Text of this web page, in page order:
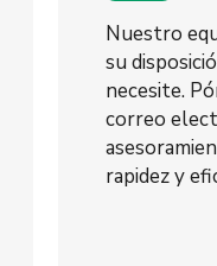
Nuestro
su
necesite.
correo
rapidez y